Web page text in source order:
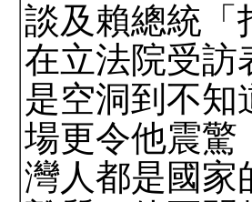
談及賴總統「
在立法院受訪
是空洞到不知
場更令他震驚
灣人都是國家